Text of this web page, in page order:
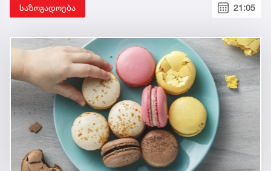
საზოგადოება 21:05